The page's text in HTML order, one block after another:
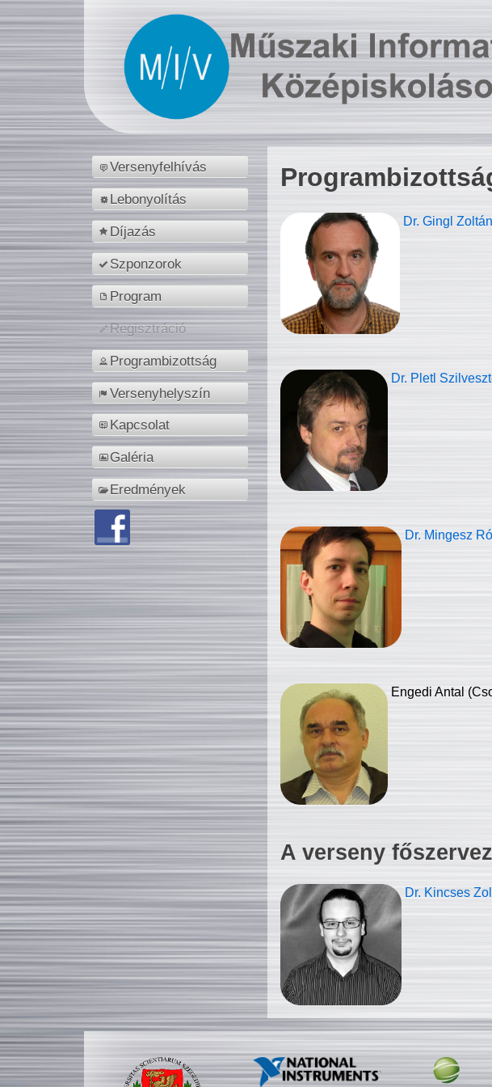
Versenyfelhívás
Lebonyolítás
Díjazás
Szponzorok
Program
Regisztráció
Programbizottság
Versenyhelyszín
Kapcsolat
Galéria
Eredmények
Dr. Gingl Zoltán
Dr. Pletl
Dr. Mingesz
Engedi Antal
A verseny
Dr. Kincses